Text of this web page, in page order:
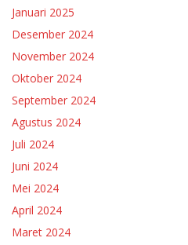
Januari 2025
Desember 2024
November 2024
Oktober 2024
September 2024
Agustus 2024
Juli 2024
Juni 2024
Mei 2024
April 2024
Maret 2024